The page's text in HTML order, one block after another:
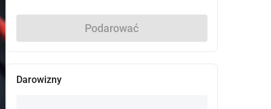
Podarować
Darowizny